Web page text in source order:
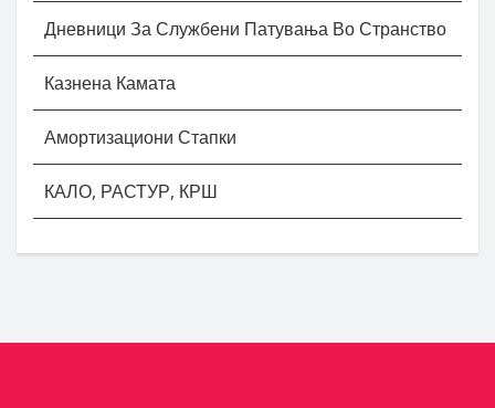
Дневници За Службени Патувања Во Странство
Казнена Камата
Амортизациони Стапки
КАЛО, РАСТУР, КРШ